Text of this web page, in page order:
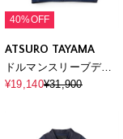
40%OFF
ATSURO TAYAMA
ドルマンスリーブデニ
ムブルゾン
¥19,140¥31,900